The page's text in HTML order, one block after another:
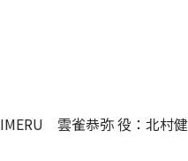
雲雀恭弥 役：北村健